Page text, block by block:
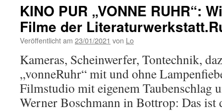
KINO PUR „VONNE RUHR“:
Filme der
Veröffentlicht am 23/01/2021 von Lo
Kameras, Scheinwerfer, Tontechnik,
„vonneRuhr“ mit und ohne
Filmstudio mit eigenem Taubenschlag
Werner Boschmann in Bottrop: Das ist